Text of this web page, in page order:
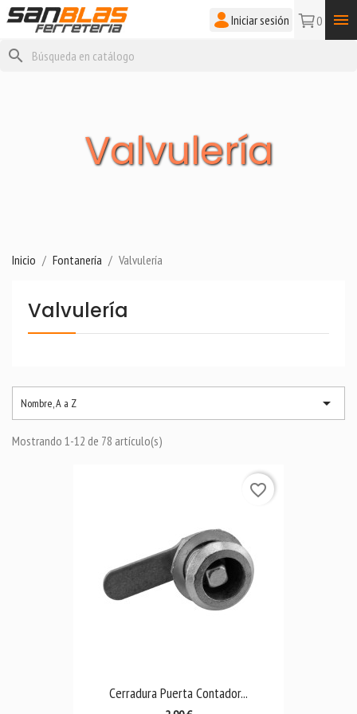
Iniciar sesión 0

search
Valvulería
Inicio Fontanería Valvulería
Valvulería
Nombre, A a Z 
Mostrando 1-12 de 78 artículo(s)
Cerradura Puerta Contador...
favorite_border